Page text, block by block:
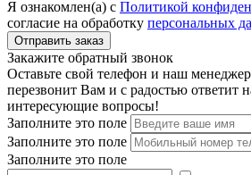
Я ознакомлен(а) с Политикой
согласие на обработку персональных
Закажите обратный звонок
Оставьте свой телефон и наш менеджер
перезвонит Вам и с радостью ответит
интересующие вопросы!
Заполните это поле
Заполните это поле
Заполните это поле